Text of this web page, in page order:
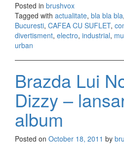
Posted in brushvox
Tagged with actualitate, bla bla bla,
Bucuresti, CAFEA CU SUFLET,
divertisment, electro, industrial,
urban
Brazda Lui
Dizzy –
album
Posted on October 18, 2011 by